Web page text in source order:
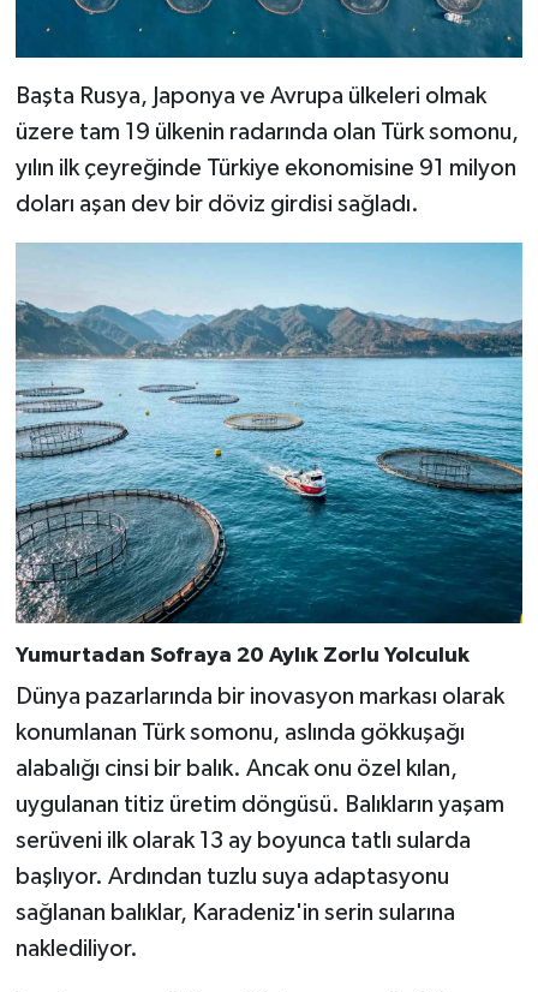
Başta Rusya, Japonya ve Avrupa ülkeleri olmak
üzere tam 19 ülkenin radarında olan Türk somonu,
yılın ilk çeyreğinde Türkiye ekonomisine 91 milyon
doları aşan dev bir döviz girdisi sağladı.
Yumurtadan Sofraya 20 Aylık Zorlu Yolculuk
Dünya pazarlarında bir inovasyon markası olarak
konumlanan Türk somonu, aslında gökkuşağı
alabalığı cinsi bir balık. Ancak onu özel kılan,
uygulanan titiz üretim döngüsü. Balıkların yaşam
serüveni ilk olarak 13 ay boyunca tatlı sularda
başlıyor. Ardından tuzlu suya adaptasyonu
sağlanan balıklar, Karadeniz'in serin sularına
naklediliyor.